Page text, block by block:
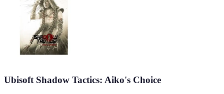
Ubisoft Shadow Tactics: Aiko's Choice